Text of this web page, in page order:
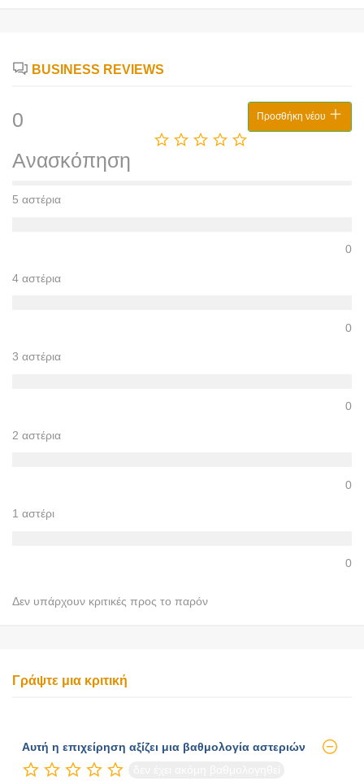
BUSINESS REVIEWS
0
Ανασκόπηση
Προσθήκη νέου
5 αστέρια
0
4 αστέρια
0
3 αστέρια
0
2 αστέρια
0
1 αστέρι
0
Δεν υπάρχουν κριτικές προς το παρόν
Γράψτε μια κριτική
Αυτή η επιχείρηση αξίζει μια βαθμολογία αστεριών